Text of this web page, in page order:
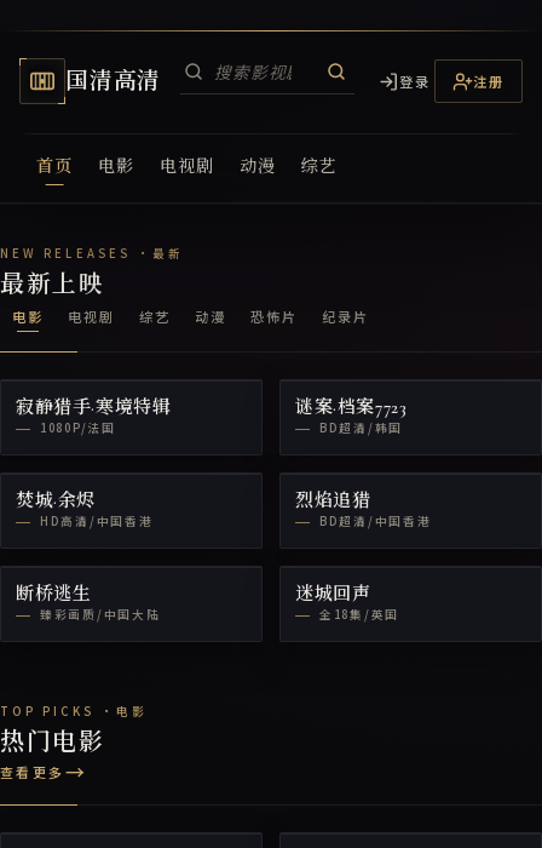
国清高清
首页 电影 电视剧 动漫 综艺
登录 注册
国清高清电视网
最新上映
电影 电视剧 综艺 动漫 恐怖片 纪录片
寂静猎手·寒境特辑
1080P/法国
谜案·档案7723
BD超清/韩国
焚城·余烬
HD高清/中国香港
烈焰追猎
BD超清/中国香港
断桥逃生
臻彩画质/中国大陆
迷城回声
全18集/英国
热门电影
查看更多